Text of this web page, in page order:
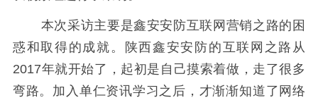
本次采访主要是鑫安安防互联网营销之路的困
惑和取得的成就。陕西鑫安安防的互联网之路从
2017年就开始了，起初是自己摸索着做，走了很多
弯路。加入单仁资讯学习之后，才渐渐知道了网络